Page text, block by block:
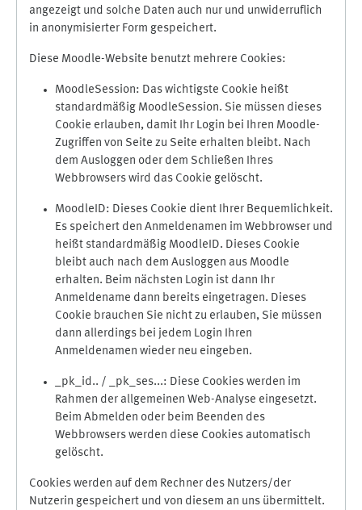
angezeigt und solche Daten auch nur und unwiderruflich
in anonymisierter Form gespeichert.
Diese Moodle-Website benutzt mehrere Cookies:
MoodleSession: Das wichtigste Cookie heißt
standardmäßig MoodleSession. Sie müssen dieses
Cookie erlauben, damit Ihr Login bei Ihren Moodle-
Zugriffen von Seite zu Seite erhalten bleibt. Nach
dem Ausloggen oder dem Schließen Ihres
Webbrowsers wird das Cookie gelöscht.
MoodleID: Dieses Cookie dient Ihrer Bequemlichkeit.
Es speichert den Anmeldenamen im Webbrowser und
heißt standardmäßig MoodleID. Dieses Cookie
bleibt auch nach dem Ausloggen aus Moodle
erhalten. Beim nächsten Login ist dann Ihr
Anmeldename dann bereits eingetragen. Dieses
Cookie brauchen Sie nicht zu erlauben, Sie müssen
dann allerdings bei jedem Login Ihren
Anmeldenamen wieder neu eingeben.
_pk_id.. / _pk_ses...: Diese Cookies werden im
Rahmen der allgemeinen Web-Analyse eingesetzt.
Beim Abmelden oder beim Beenden des
Webbrowsers werden diese Cookies automatisch
gelöscht.
Cookies werden auf dem Rechner des Nutzers/der
Nutzerin gespeichert und von diesem an uns übermittelt.